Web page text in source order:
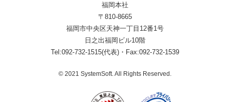
福岡本社
〒810-8665
福岡市中央区天神一丁目12番1号
日之出福岡ビル10階
Tel:092-732-1515(代表)・Fax:092-732-1539
© 2021 SystemSoft. All Rights Reserved.